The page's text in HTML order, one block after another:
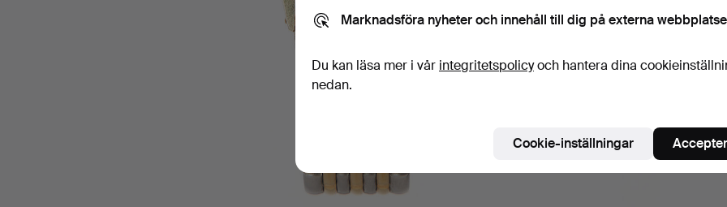
Marknadsföra nyheter och innehåll till dig på externa
Du kan läsa mer i vår integritetspolicyoch hantera dina
nedan.
Cookie-inställningar